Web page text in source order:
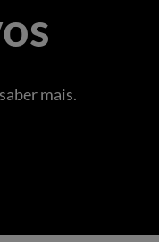
mais.